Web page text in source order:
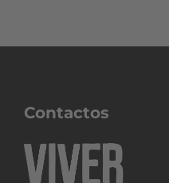
Contactos